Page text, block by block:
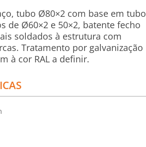
tubo Ø80×2 com base em tubo
de Ø60×2 e 50×2, batente fecho
soldados à estrutura com
Tratamento por galvanização
à cor RAL a definir.